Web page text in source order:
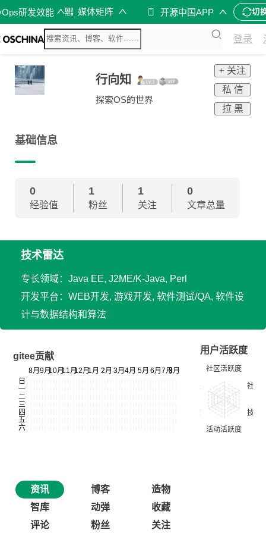
研发效能 媒体矩阵 开源中国APP 切
登录
行向知
探索OS的世界
+ 关注
私 信
拉 黑
基础信息
0
经验值
1
粉丝
1
关注
0
文章总量
技术雷达
专长领域：Java EE, J2ME/K-Java, Perl
开发平台：WEB开发, 游戏开发, 软件测试/QA, 软件设
计与数据结构和算法
gitee贡献
用户活跃度
资讯 博客
造物
智库
动弹
收藏
评论
粉丝 关注